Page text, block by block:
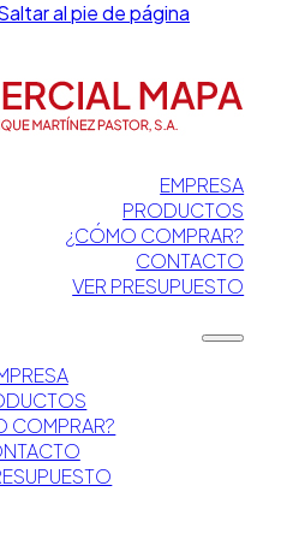
al pie de página
EMPRESA
PRODUCTOS
¿CÓMO COMPRAR?
CONTACTO
VER PRESUPUESTO
COMPRAR?